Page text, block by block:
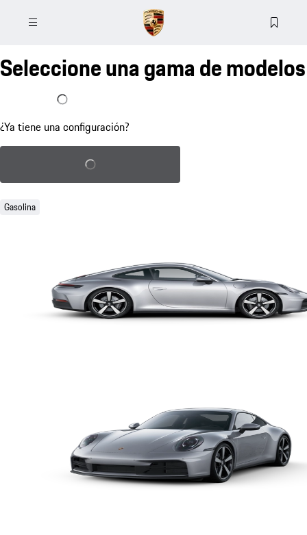
Seleccione una gama de modelos
Ya tengo una configuración
¿Ya tiene una configuración?
Cargar configuración guardada
Gasolina